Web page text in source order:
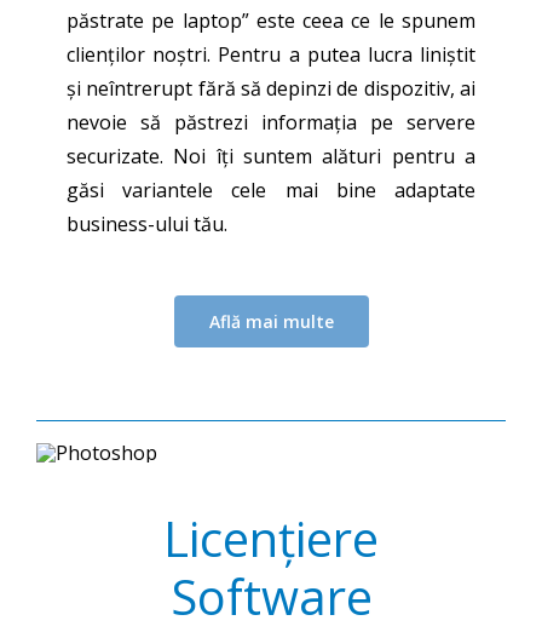
păstrate pe laptop” este ceea ce le spunem
clienților noștri. Pentru a putea lucra liniștit
și neîntrerupt fără să depinzi de dispozitiv, ai
nevoie să păstrezi informația pe servere
securizate. Noi îți suntem alături pentru a
găsi variantele cele mai bine adaptate
business-ului tău.
Află mai multe
Licențiere
Software